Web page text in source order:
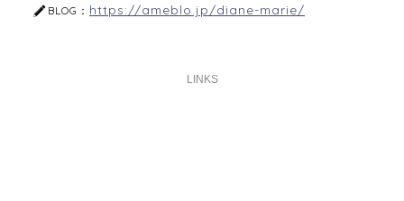
BLOG： https://ameblo.jp/diane-marie/
LINKS